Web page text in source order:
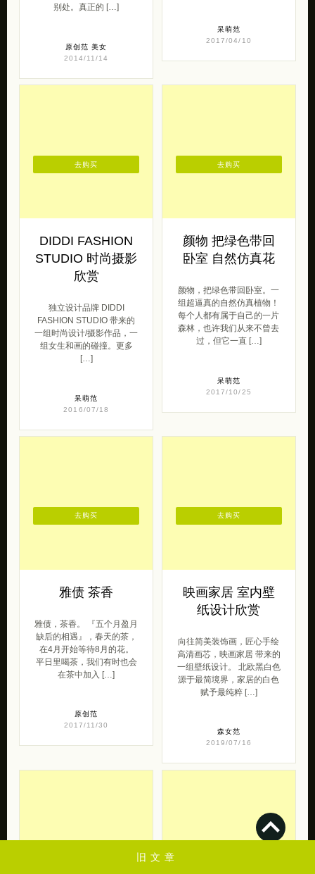
旧文章
别处。真正的 […]
原创范 美女
2014/11/14
呆萌范
2017/04/10
DIDDI FASHION
STUDIO 时尚摄影
欣赏
独立设计品牌 DIDDI
FASHION STUDIO 带来的
一组时尚设计/摄影作品，一
组女生和画的碰撞。更多
[…]
呆萌范
2016/07/18
去购买
颜物 把绿色带回
卧室 自然仿真花
颜物，把绿色带回卧室。一
组超逼真的自然仿真植物！
每个人都有属于自己的一片
森林，也许我们从来不曾去
过，但它一直 […]
呆萌范
2017/10/25
去购买
雅债 茶香
雅债，茶香。 『五个月盈月
缺后的相遇』，春天的茶，
在4月开始等待8月的花。
平日里喝茶，我们有时也会
在茶中加入 […]
原创范
2017/11/30
去购买
映画家居 室内壁
纸设计欣赏
向往简美装饰画，匠心手绘
高清画芯，映画家居 带来的
一组壁纸设计。 北欧黑白色
源于最简境界，家居的白色
赋予最纯粹 […]
森女范
2019/07/16
去购买